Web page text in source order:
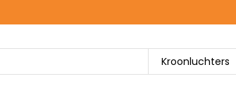
Kroonluchters